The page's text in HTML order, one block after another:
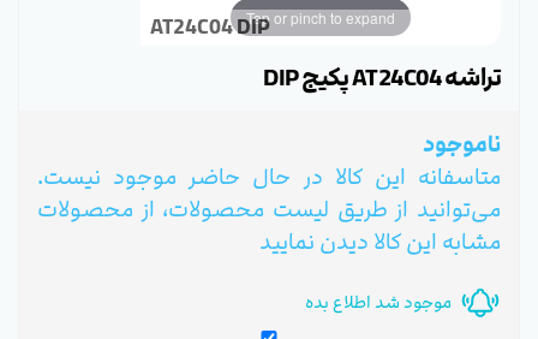
AT24C04 DIPTap or pinch to expand
تراشه AT24C04 پکیج DIP
ناموجود
متاسفانه این کالا در حال حاضر موجود نیست.
می‌توانید از طریق لیست محصولات، از محصولات
مشابه این کالا دیدن نمایید
موجود شد اطلاع بده